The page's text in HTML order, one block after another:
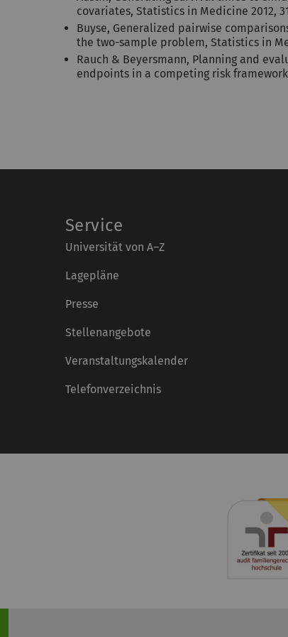
covariates, Statistics in Medicine 2012,
Buyse, Generalized pairwise
the two-sample problem, Statistics in
Rauch & Beyersmann, Planning and
endpoints in a competing risk
Service
Universität von A–Z
Lagepläne
Presse
Stellenangebote
Veranstaltungskalender
Telefonverzeichnis